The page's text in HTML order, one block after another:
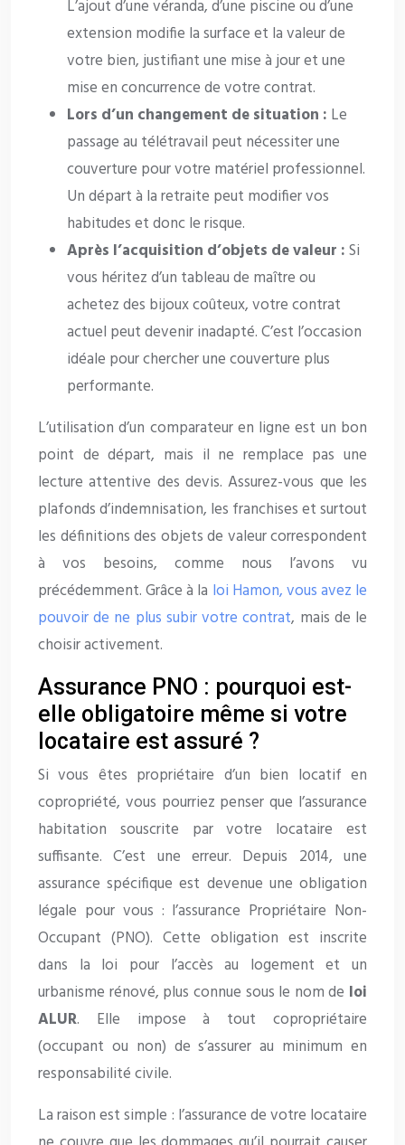
L’ajout d’une véranda, d’une piscine ou d’une
extension modifie la surface et la valeur de
votre bien, justifiant une mise à jour et une
mise en concurrence de votre contrat.
Lors d’un changement de situation : Le
passage au télétravail peut nécessiter une
couverture pour votre matériel professionnel.
Un départ à la retraite peut modifier vos
habitudes et donc le risque.
Après l’acquisition d’objets de valeur :Si
vous héritez d’un tableau de maître ou
achetez des bijoux coûteux, votre contrat
actuel peut devenir inadapté. C’est l’occasion
idéale pour chercher une couverture plus
performante.
L’utilisation d’un comparateur en ligne est un bon
point de départ, mais il ne remplace pas une
lecture attentive des devis. Assurez-vous que les
plafonds d’indemnisation, les franchises et surtout
les définitions des objets de valeur correspondent
à vos besoins, comme nous l’avons vu
précédemment. Grâce à la loi Hamon, vous avez le
pouvoir de ne plus subir votre contrat, mais de le
choisir activement.
Assurance PNO : pourquoi est-
elle obligatoire même si votre
locataire est assuré ?
Si vous êtes propriétaire d’un bien locatif en
copropriété, vous pourriez penser que l’assurance
habitation souscrite par votre locataire est
suffisante. C’est une erreur. Depuis 2014, une
assurance spécifique est devenue une obligation
légale pour vous : l’assurance Propriétaire Non-
Occupant (PNO). Cette obligation est inscrite
dans la loi pour l’accès au logement et un
urbanisme rénové, plus connue sous le nom de loi
ALUR. Elle impose à tout copropriétaire
(occupant ou non) de s’assurer au minimum en
responsabilité civile.
La raison est simple : l’assurance de votre locataire